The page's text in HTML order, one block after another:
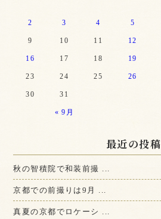
« 9月
2 3 4 5
9 10 11 12
16 17 18 19
23 24 25 26
30 31
最近の投稿
秋の智積院で和装前撮 ...
京都での前撮りは9月 ...
真夏の京都でロケーシ ...